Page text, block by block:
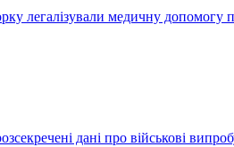
легалізували медичну допомогу
дані про військові